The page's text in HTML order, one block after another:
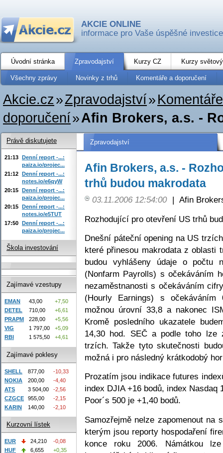
AKCIE ONLINE
informace pro Vaše úspěšné investice
Úvodní stránka Zpravodajství Kurzy CZ Kurzy
Všechny zprávy Novinky z trhů Komentáře a doporučení
Akcie.cz»Zpravodajství»
doporučení»Afin Brokers, a.s. -
Zpravodajství
Afin Brokers, a.s. -
trhů budou makrodata
03.11.2006 12:54:00 | Afin
Rozhodující pro otevření US trhů
Dnešní páteční opening na US
které přinesou makrodata z oblasti
budou vyhlášeny údaje o počtu
(Nonfarm Payrolls) s očekáváním
nezaměstnanosti s očekáváním
(Hourly Earnings) s
možnou úrovní 33,8 a nakonec
Kromě posledního ukazatele
14,30 hod. SEČ a podle toho lze
trzích. Takže tyto skutečnosti
možná i pro následný krátkodobý
Prozatím jsou indikace futures
index DJIA +16 bodů, index Nasdaq
Poor´s 500 je +1,40 bodů.
Samozřejmě nelze zapomenout
kterým jsou reporty hospodaření
konce roku 2006. Námátkou
Právě diskutujete
21:13 Denní report -...:
paiza.io/projec...
21:12 Denní report -...:
notes.io/e6qyW
20:15 Denní report -...:
paiza.io/projec...
20:15 Denní report -...:
notes.io/e5TUT
17:50 Denní report -...:
paiza.io/projec...
Škola investování
Zajímavé vzestupy
EMAN 43,00
+7,50
DETEL
710,00
+6,61
PRAPM
228,00
+5,56
VIG
1 797,00
+5,09
RBI
1 575,50 +4,61
Zajímavé poklesy
SHELL 877,00
-10,33
NOKIA
200,00
-4,40
ATS
3 504,00
-2,56
CZGCE
955,00
-2,15
KARIN
140,00 -2,10
Kurzovní lístek
EUR 24,210
-0,08
HUF
6,655
+0,35